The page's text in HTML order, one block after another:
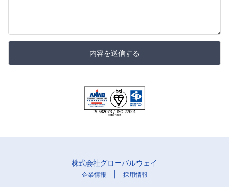
内容を送信する
株式会社グローバルウェイ
企業情報 採用情報